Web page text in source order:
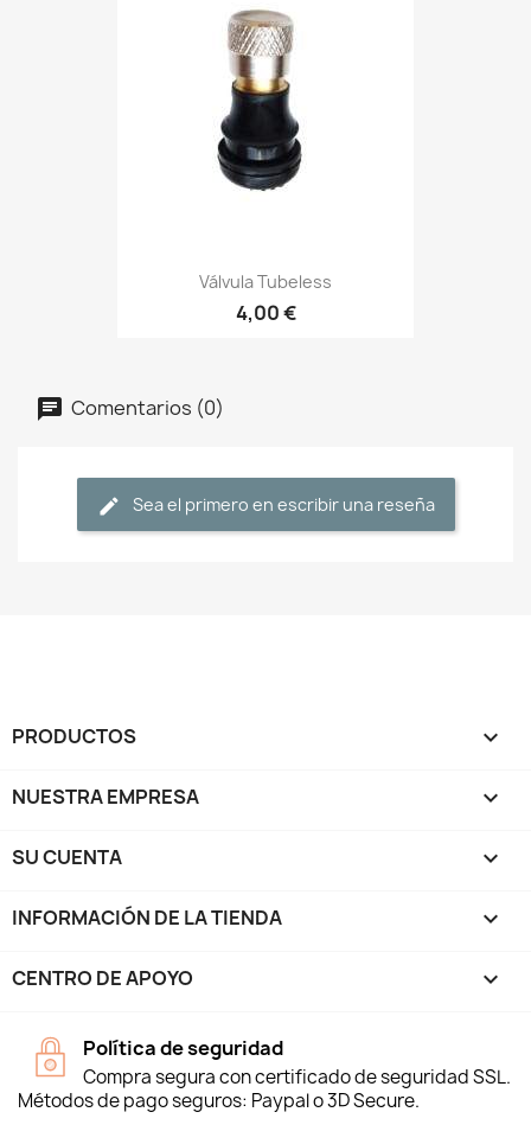
Válvula Tubeless
4,00 €
Comentarios (0)
Sea el primero en escribir una reseña
PRODUCTOS 
NUESTRA EMPRESA 
SU CUENTA 
INFORMACIÓN DE LA TIENDA keyboard_arrow_down
CENTRO DE APOYO 
Política de seguridad
Compra segura con certificado de seguridad SSL.
Métodos de pago seguros: Paypal o 3D Secure.